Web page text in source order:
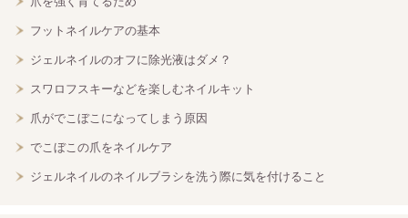
フットネイルケアの基本
ジェルネイルのオフに除光液はダメ？
スワロフスキーなどを楽しむネイルキット
爪がでこぼこになってしまう原因
でこぼこの爪をネイルケア
ジェルネイルのネイルブラシを洗う際に気を付けること